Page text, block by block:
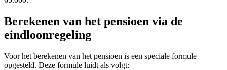
Berekenen van het pensioen via de
eindloonregeling
Voor het berekenen van het pensioen is een speciale formule
opgesteld. Deze formule luidt als volgt: